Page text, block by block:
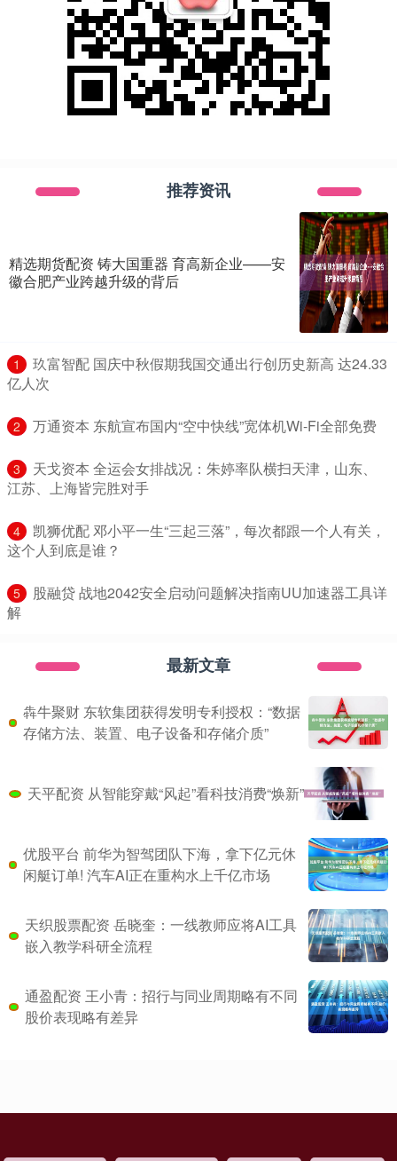
推荐资讯
精选期货配资 铸大国重器 育高新企业——安
徽合肥产业跨越升级的背后
1
​玖富智配 国庆中秋假期我国交通出行创历史新高 达24.33
亿人次
2 ​万通资本 东航宣布国内“空中快线”宽体机Wi-Fi全部免费
3
​天戈资本 全运会女排战况：朱婷率队横扫天津，山东、
江苏、上海皆完胜对手
4
​凯狮优配 邓小平一生“三起三落”，每次都跟一个人有关，
这个人到底是谁？
5
​股融贷 战地2042安全启动问题解决指南UU加速器工具详
解
最新文章
犇牛聚财 东软集团获得发明专利授权：“数据
存储方法、装置、电子设备和存储介质”
天平配资 从智能穿戴“风起”看科技消费“焕新”
优股平台 前华为智驾团队下海，拿下亿元休
闲艇订单! 汽车AI正在重构水上千亿市场
天织股票配资 岳晓奎：一线教师应将AI工具
嵌入教学科研全流程
通盈配资 王小青：招行与同业周期略有不同
股价表现略有差异